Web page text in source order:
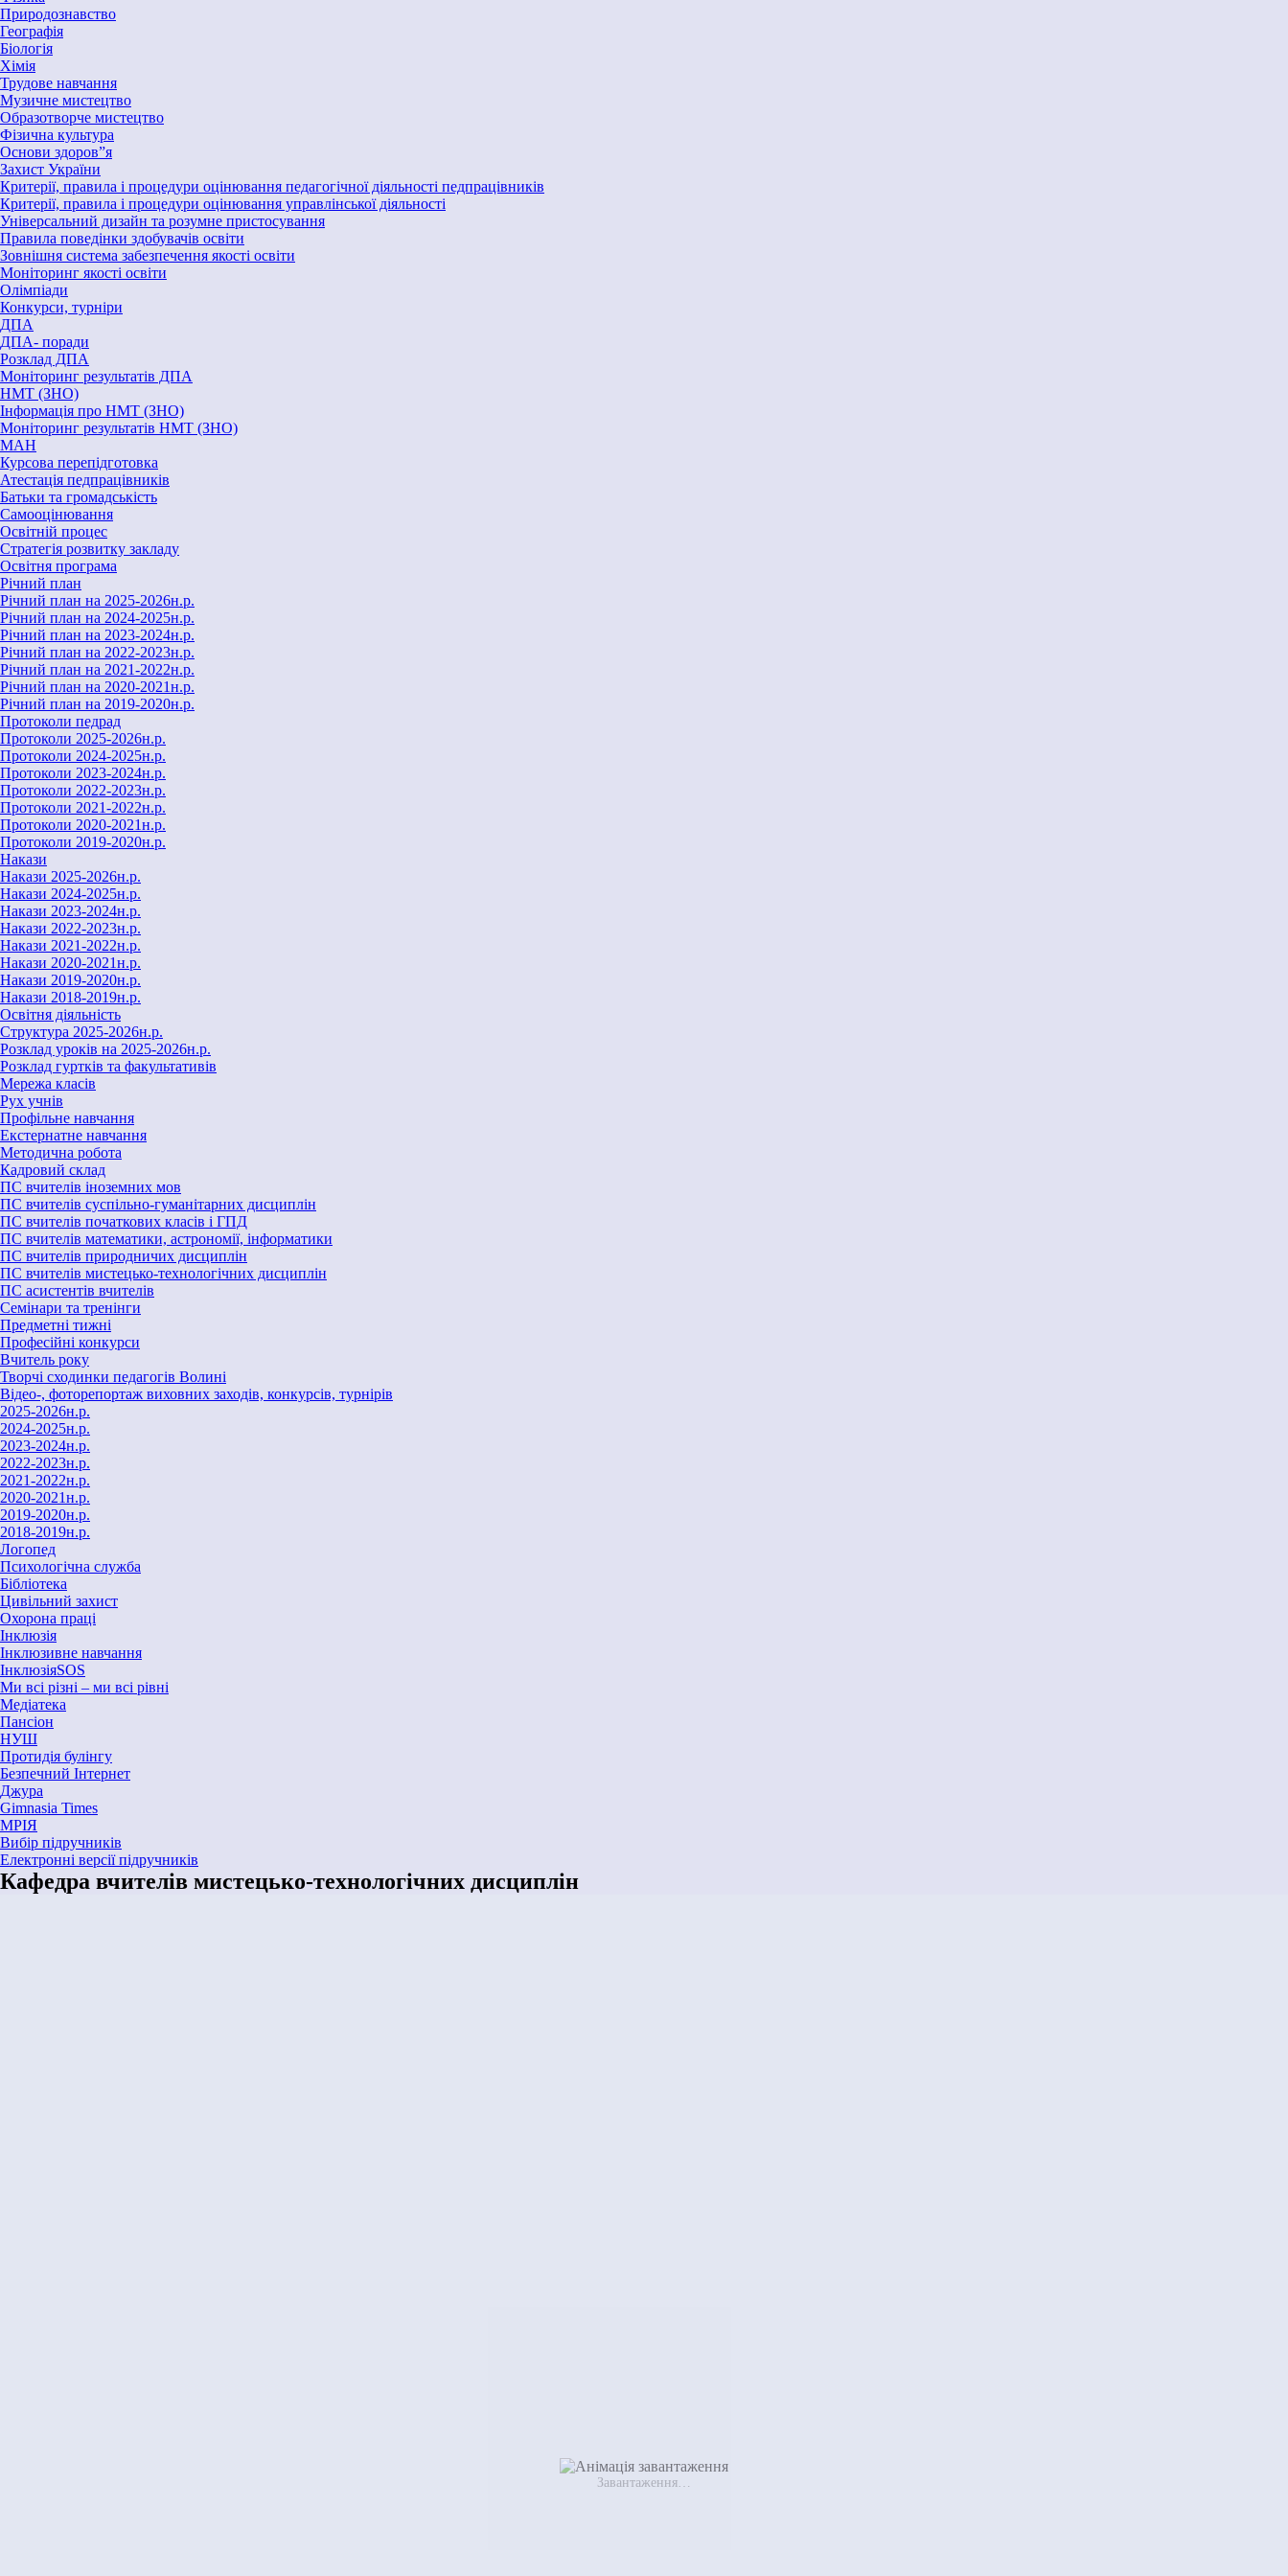
Природознавство
Географія
Біологія
Хімія
Трудове навчання
Музичне мистецтво
Образотворче мистецтво
Фізична культура
Основи здоров”я
Захист України
Критерії, правила і процедури оцінювання педагогічної діяльності педпрацівників
Критерії, правила і процедури оцінювання управлінської діяльності
Універсальний дизайн та розумне пристосування
Правила поведінки здобувачів освіти
Зовнішня система забезпечення якості освіти
Моніторинг якості освіти
Олімпіади
Конкурси, турніри
ДПА
ДПА- поради
Розклад ДПА
Моніторинг результатів ДПА
НМТ (ЗНО)
Інформація про НМТ (ЗНО)
Моніторинг результатів НМТ (ЗНО)
МАН
Курсова перепідготовка
Атестація педпрацівників
Батьки та громадськість
Самооцінювання
Освітній процес
Стратегія розвитку закладу
Освітня програма
Річний план
Річний план на 2025-2026н.р.
Річний план на 2024-2025н.р.
Річний план на 2023-2024н.р.
Річний план на 2022-2023н.р.
Річний план на 2021-2022н.р.
Річний план на 2020-2021н.р.
Річний план на 2019-2020н.р.
Протоколи педрад
Протоколи 2025-2026н.р.
Протоколи 2024-2025н.р.
Протоколи 2023-2024н.р.
Протоколи 2022-2023н.р.
Протоколи 2021-2022н.р.
Протоколи 2020-2021н.р.
Протоколи 2019-2020н.р.
Накази
Накази 2025-2026н.р.
Накази 2024-2025н.р.
Накази 2023-2024н.р.
Накази 2022-2023н.р.
Накази 2021-2022н.р.
Накази 2020-2021н.р.
Накази 2019-2020н.р.
Накази 2018-2019н.р.
Освітня діяльність
Структура 2025-2026н.р.
Розклад уроків на 2025-2026н.р.
Розклад гуртків та факультативів
Мережа класів
Рух учнів
Профільне навчання
Екстернатне навчання
Методична робота
Кадровий склад
ПС вчителів іноземних мов
ПС вчителів суспільно-гуманітарних дисциплін
ПС вчителів початкових класів і ГПД
ПС вчителів математики, астрономії, інформатики
ПС вчителів природничих дисциплін
ПС вчителів мистецько-технологічних дисциплін
ПС асистентів вчителів
Семінари та тренінги
Предметні тижні
Професійні конкурси
Вчитель року
Творчі сходинки педагогів Волині
Відео-, фоторепортаж виховних заходів, конкурсів, турнірів
2025-2026н.р.
2024-2025н.р.
2023-2024н.р.
2022-2023н.р.
2021-2022н.р.
2020-2021н.р.
2019-2020н.р.
2018-2019н.р.
Логопед
Психологічна служба
Бібліотека
Цивільний захист
Охорона праці
Інклюзія
Інклюзивне навчання
ІнклюзіяSOS
Ми всі різні – ми всі рівні
Медіатека
Пансіон
НУШ
Протидія булінгу
Безпечний Інтернет
Джура
Gimnasia Times
МРІЯ
Вибір підручників
Електронні версії підручників
Кафедра вчителів мистецько-технологічних дисциплін
Завантаження…